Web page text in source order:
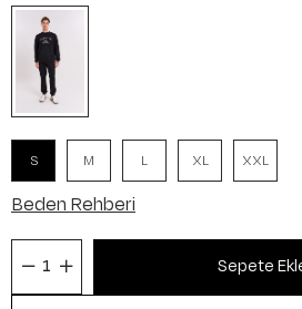
S M L XL XXL
Beden Rehberi